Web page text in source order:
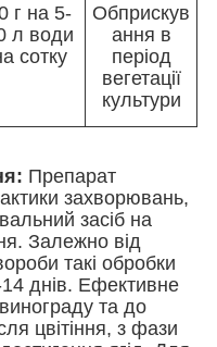
г на 5-
л води
сотку
Обприскув
ання в
період
вегетації
культури
Препарат
захворювань,
засіб на
Залежно від
такі обробки
днів. Ефективне
та до
цвітіння, з фази